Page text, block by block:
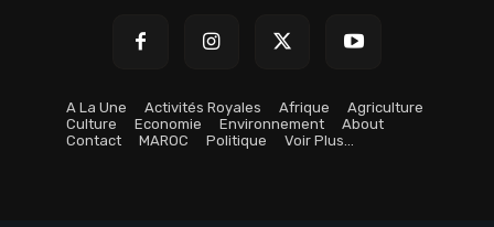
A La Une Activités Royales Afrique
Agriculture
Culture
Economie Environnement
About
Contact
MAROC Politique Voir Plus…